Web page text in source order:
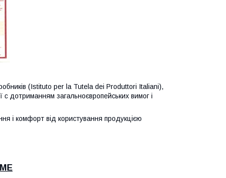
(Istituto per la Tutela dei Produttori Italiani),
c дотриманням загальноєвропейських вимог і
і комфорт від користування продукцією